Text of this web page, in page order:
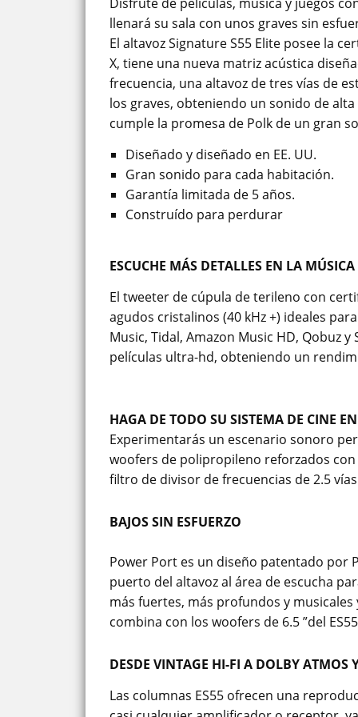
llenará su sala con unos graves sin
El altavoz Signature S55 Elite posee la
X, tiene una nueva matriz acústica
frecuencia, una altavoz de tres vías de
los graves, obteniendo un sonido de
cumple la promesa de Polk de un gran
Diseñado y diseñado en EE. UU.
Gran sonido para cada habitación.
Garantía limitada de 5 años.
Construído para perdurar
ESCUCHE MÁS DETALLES EN LA
El tweeter de cúpula de terileno con
agudos cristalinos (40 kHz +) ideales
Music, Tidal, Amazon Music HD, Qobuz
películas ultra-hd, obteniendo un
HAGA DE TODO SU SISTEMA DE CINE
Experimentarás un escenario sonoro
woofers de polipropileno reforzados con
filtro de divisor de frecuencias de 2.5
BAJOS SIN ESFUERZO
Power Port es un diseño patentado por
puerto del altavoz al área de escucha
más fuertes, más profundos y
combina con los woofers de 6.5 ”del
DESDE VINTAGE HI-FI A DOLBY ATMOS
Las columnas ES55 ofrecen una